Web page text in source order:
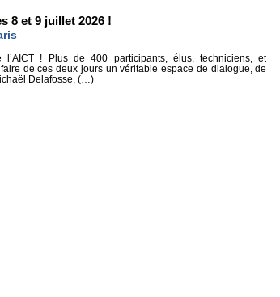
8 et 9 juillet 2026 !
! Plus de 400 participants, élus, techniciens, et
de ces deux jours un véritable espace de dialogue, de
Delafosse, (…)